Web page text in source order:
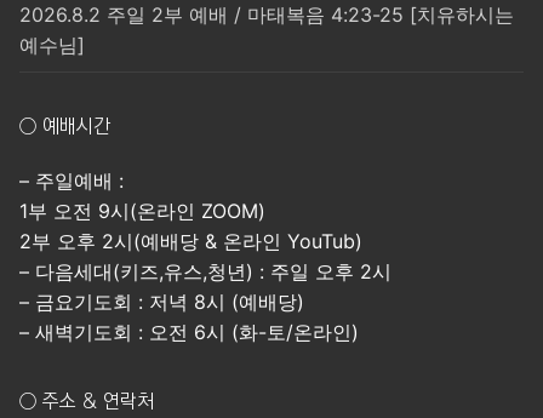
2026.8.2 주일 2부 예배 / 마태복음 4:23-25 [치유하시는
예수님]
○ 예배시간
– 주일예배 :
1부 오전 9시(온라인 ZOOM)
2부 오후 2시(예배당 & 온라인 YouTub)
– 다음세대(키즈,유스,청년) : 주일 오후 2시
– 금요기도회 : 저녁 8시 (예배당)
– 새벽기도회 : 오전 6시 (화-토/온라인)
○ 주소 & 연락처